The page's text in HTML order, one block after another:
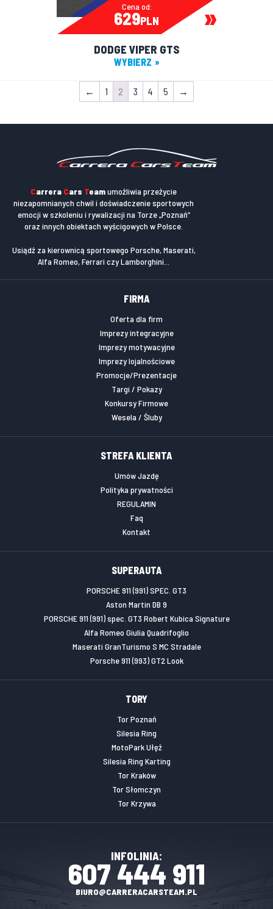
Cena od:
629PLN
DODGE VIPER GTS
WYBIERZ
← 1 2 3 4 5 →
Carrera Cars Teamumożliwia przeżycie
niezapomnianych chwil i doświadczenie sportowych
emocji w szkoleniu i rywalizacji na Torze „Poznań”
oraz innych obiektach wyścigowych w Polsce.
Usiądź za kierownicą sportowego Porsche, Maserati,
Alfa Romeo, Ferrari czy Lamborghini...
FIRMA
Oferta dla firm
Imprezy integracyjne
Imprezy motywacyjne
Imprezy lojalnościowe
Promocje/Prezentacje
Targi / Pokazy
Konkursy Firmowe
Wesela / Śluby
STREFA KLIENTA
Umów Jazdę
Polityka prywatności
REGULAMIN
Faq
Kontakt
SUPERAUTA
PORSCHE 911 (991) SPEC. GT3
Aston Martin DB 9
PORSCHE 911 (991) spec. GT3 Robert Kubica Signature
Alfa Romeo Giulia Quadrifoglio
Maserati GranTurismo S MC Stradale
Porsche 911 (993) GT2 Look
TORY
Tor Poznań
Silesia Ring
MotoPark Ułęż
Silesia Ring Karting
Tor Kraków
Tor Słomczyn
Tor Krzywa
INFOLINIA:
607 444 911
BIURO@CARRERACARSTEAM.PL